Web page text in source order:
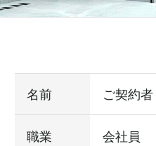
名前 ご契約者
職業 会社員